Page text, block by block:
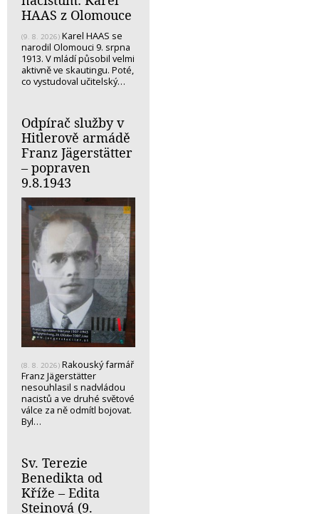
HAAS z Olomouce
(9. 8. 2026) Karel HAAS se
narodil Olomouci 9. srpna
1913. V mládí působil velmi
aktivně ve skautingu. Poté,
co vystudoval učitelský…
Odpírač služby v
Hitlerově armádě
Franz Jägerstätter
– popraven
9.8.1943
(8. 8. 2026) Rakouský farmář
Franz Jägerstätter
nesouhlasil s nadvládou
nacistů a ve druhé světové
válce za ně odmítl bojovat.
Byl…
Sv. Terezie
Benedikta od
Kříže – Edita
Steinová (9.